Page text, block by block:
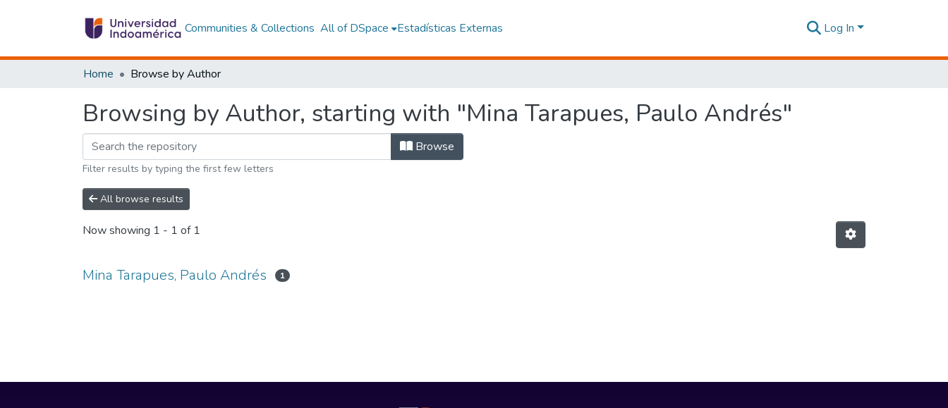
Communities & Collections All of DSpace Estadísticas Externas Log In
Home Browse by Author
Browsing by Author, starting with "Mina Tarapues, Paulo Andrés"
Browse
Filter results by typing the first few letters
All browse results
Now showing 1 - 1 of 1
Mina Tarapues, Paulo Andrés 1